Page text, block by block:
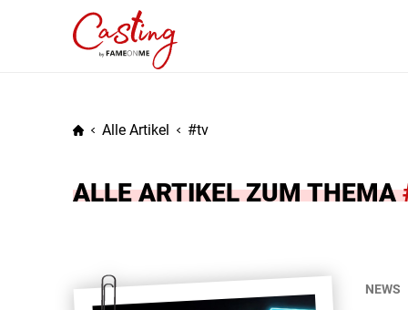
Alle Artikel tv
ALLE ARTIKEL ZUM THEMA
NEWS